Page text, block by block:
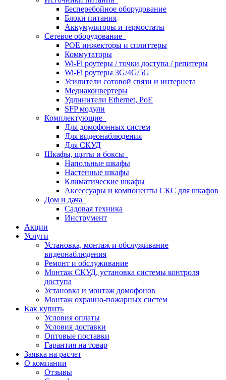
Бесперебойное оборудование
Блоки питания
Аккумуляторы и термостаты
Сетевое оборудование
POE инжекторы и сплиттеры
Коммутаторы
Wi-Fi роутеры / точки доступа / репитеры
Wi-Fi роутеры 3G/4G/5G
Усилители сотовой связи и интернета
Медиаконвертеры
Удлинители Ethernet, PoE
SFP модули
Комплектующие
Для домофонных систем
Для видеонаблюдения
Для СКУД
Шкафы, щиты и боксы
Напольные шкафы
Настенные шкафы
Климатические шкафы
Аксессуары и компоненты СКС для шкафов
Дом и дача
Садовая техника
Инструмент
Акции
Услуги
Установка, монтаж и обслуживание
видеонаблюдения
Ремонт и обслуживание
Монтаж СКУД, установка системы контроля
доступа
Установка и монтаж домофонов
Монтаж охранно-пожарных систем
Как купить
Условия оплаты
Условия доставки
Оптовые поставки
Гарантия на товар
Заявка на расчет
О компании
Отзывы